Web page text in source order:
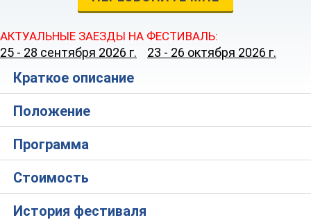
АКТУАЛЬНЫЕ ЗАЕЗДЫ НА ФЕСТИВАЛЬ:
25 - 28 сентября 2026 г. 23 - 26 октября 2026 г.
Краткое описание
Положение
Программа
Стоимость
История фестиваля